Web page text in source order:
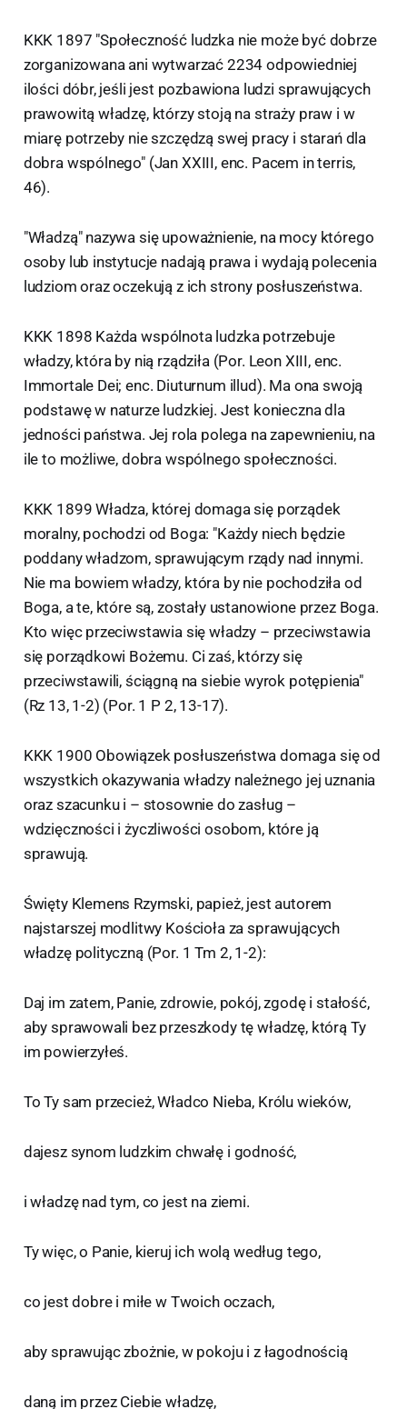
KKK 1897 "Społeczność ludzka nie może być dobrze
zorganizowana ani wytwarzać 2234 odpowiedniej
ilości dóbr, jeśli jest pozbawiona ludzi sprawujących
prawowitą władzę, którzy stoją na straży praw i w
miarę potrzeby nie szczędzą swej pracy i starań dla
dobra wspólnego" (Jan XXIII, enc. Pacem in terris,
46).
"Władzą" nazywa się upoważnienie, na mocy którego
osoby lub instytucje nadają prawa i wydają polecenia
ludziom oraz oczekują z ich strony posłuszeństwa.
KKK 1898 Każda wspólnota ludzka potrzebuje
władzy, która by nią rządziła (Por. Leon XIII, enc.
Immortale Dei; enc. Diuturnum illud). Ma ona swoją
podstawę w naturze ludzkiej. Jest konieczna dla
jedności państwa. Jej rola polega na zapewnieniu, na
ile to możliwe, dobra wspólnego społeczności.
KKK 1899 Władza, której domaga się porządek
moralny, pochodzi od Boga: "Każdy niech będzie
poddany władzom, sprawującym rządy nad innymi.
Nie ma bowiem władzy, która by nie pochodziła od
Boga, a te, które są, zostały ustanowione przez Boga.
Kto więc przeciwstawia się władzy – przeciwstawia
się porządkowi Bożemu. Ci zaś, którzy się
przeciwstawili, ściągną na siebie wyrok potępienia"
(Rz 13, 1-2) (Por. 1 P 2, 13-17).
KKK 1900 Obowiązek posłuszeństwa domaga się od
wszystkich okazywania władzy należnego jej uznania
oraz szacunku i – stosownie do zasług –
wdzięczności i życzliwości osobom, które ją
sprawują.
Święty Klemens Rzymski, papież, jest autorem
najstarszej modlitwy Kościoła za sprawujących
władzę polityczną (Por. 1 Tm 2, 1-2):
Daj im zatem, Panie, zdrowie, pokój, zgodę i stałość,
aby sprawowali bez przeszkody tę władzę, którą Ty
im powierzyłeś.
To Ty sam przecież, Władco Nieba, Królu wieków,
dajesz synom ludzkim chwałę i godność,
i władzę nad tym, co jest na ziemi.
Ty więc, o Panie, kieruj ich wolą według tego,
co jest dobre i miłe w Twoich oczach,
aby sprawując zbożnie, w pokoju i z łagodnością
daną im przez Ciebie władzę,